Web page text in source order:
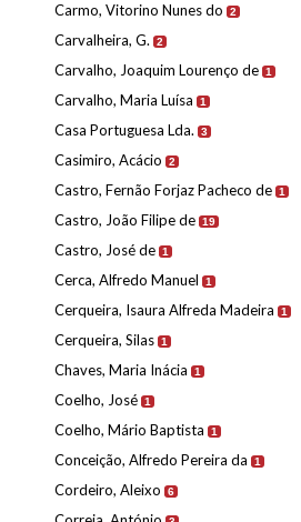
Carmo, Vitorino Nunes do 2
Carvalheira, G. 2
Carvalho, Joaquim Lourenço de 1
Carvalho, Maria Luísa 1
Casa Portuguesa Lda. 3
Casimiro, Acácio 2
Castro, Fernão Forjaz Pacheco de 1
Castro, João Filipe de 19
Castro, José de 1
Cerca, Alfredo Manuel 1
Cerqueira, Isaura Alfreda Madeira 1
Cerqueira, Silas 1
Chaves, Maria Inácia 1
Coelho, José 1
Coelho, Mário Baptista 1
Conceição, Alfredo Pereira da 1
Cordeiro, Aleixo 6